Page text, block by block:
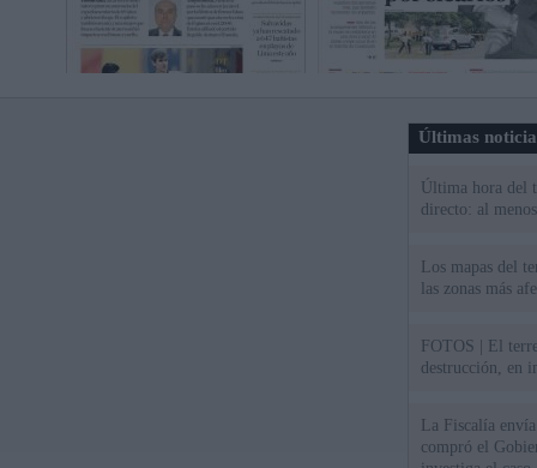
Últimas
Última hora del
directo: al
Los mapas del
las zonas más
FOTOS | El
destrucción, en
La Fiscalía
compró el